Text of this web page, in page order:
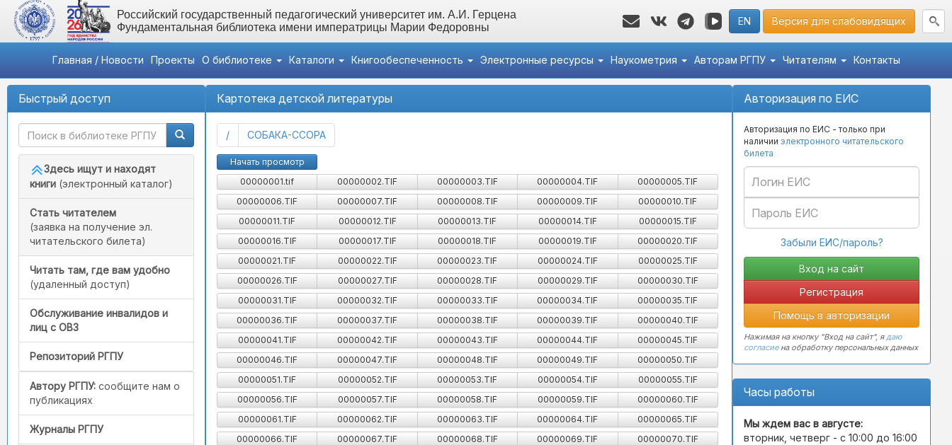
Российский государственный педагогический университет им. А.И. Герцена
Фундаментальная библиотека имени императрицы Марии Федоровны
EN Версия для слабовидящих
Главная / Новости Проекты О библиотеке Каталоги Книгообеспеченность Электронные ресурсы Наукометрия Авторам РГПУ Читателям Контакты
Быстрый доступ
Здесь ищут и находят
книги (электронный каталог)
Стать читателем
(заявка на получение эл.
читательского билета)
Читать там, где вам удобно
(удаленный доступ)
Обслуживание инвалидов и
лиц с ОВЗ
Репозиторий РГПУ
Автору РГПУ: сообщите нам о
публикациях
Журналы РГПУ
Авторизация по ЕИС
Авторизация по ЕИС - только при
наличии электронного читательского
билета
Забыли ЕИС/пароль?
Регистрация
Помощь в авторизации
Нажимая на кнопку "Вход на сайт", ядаю
согласиена обработку персональных данных
Часы работы
Мы ждем вас в августе:
вторник, четверг - с 10:00 до 16:00
Картотека детской литературы
/(current)
СОБАКА-ССОРА
Начать просмотр
00000001.tif
00000002.TIF 00000003.TIF 00000004.TIF
00000005.TIF
00000006.TIF
00000007.TIF 00000008.TIF 00000009.TIF
00000010.TIF
00000011.TIF
00000012.TIF 00000013.TIF 00000014.TIF
00000015.TIF
00000016.TIF
00000017.TIF 00000018.TIF 00000019.TIF
00000020.TIF
00000021.TIF
00000022.TIF 00000023.TIF 00000024.TIF
00000025.TIF
00000026.TIF
00000027.TIF 00000028.TIF 00000029.TIF
00000030.TIF
00000031.TIF
00000032.TIF 00000033.TIF 00000034.TIF
00000035.TIF
00000036.TIF
00000037.TIF 00000038.TIF 00000039.TIF
00000040.TIF
00000041.TIF
00000042.TIF 00000043.TIF 00000044.TIF
00000045.TIF
00000046.TIF
00000047.TIF 00000048.TIF 00000049.TIF
00000050.TIF
00000051.TIF
00000052.TIF 00000053.TIF 00000054.TIF
00000055.TIF
00000056.TIF
00000057.TIF 00000058.TIF 00000059.TIF
00000060.TIF
00000061.TIF
00000062.TIF 00000063.TIF 00000064.TIF
00000065.TIF
00000066.TIF
00000067.TIF 00000068.TIF 00000069.TIF
00000070.TIF